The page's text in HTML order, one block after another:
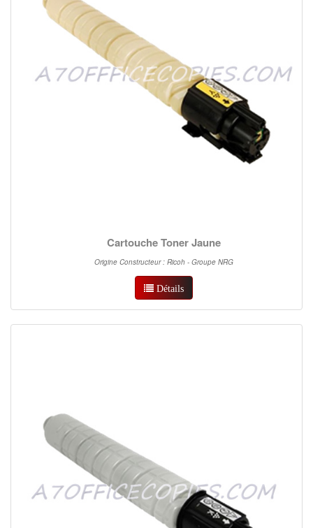
Cartouche Toner Jaune
Origine Constructeur : Ricoh - Groupe NRG
Détails